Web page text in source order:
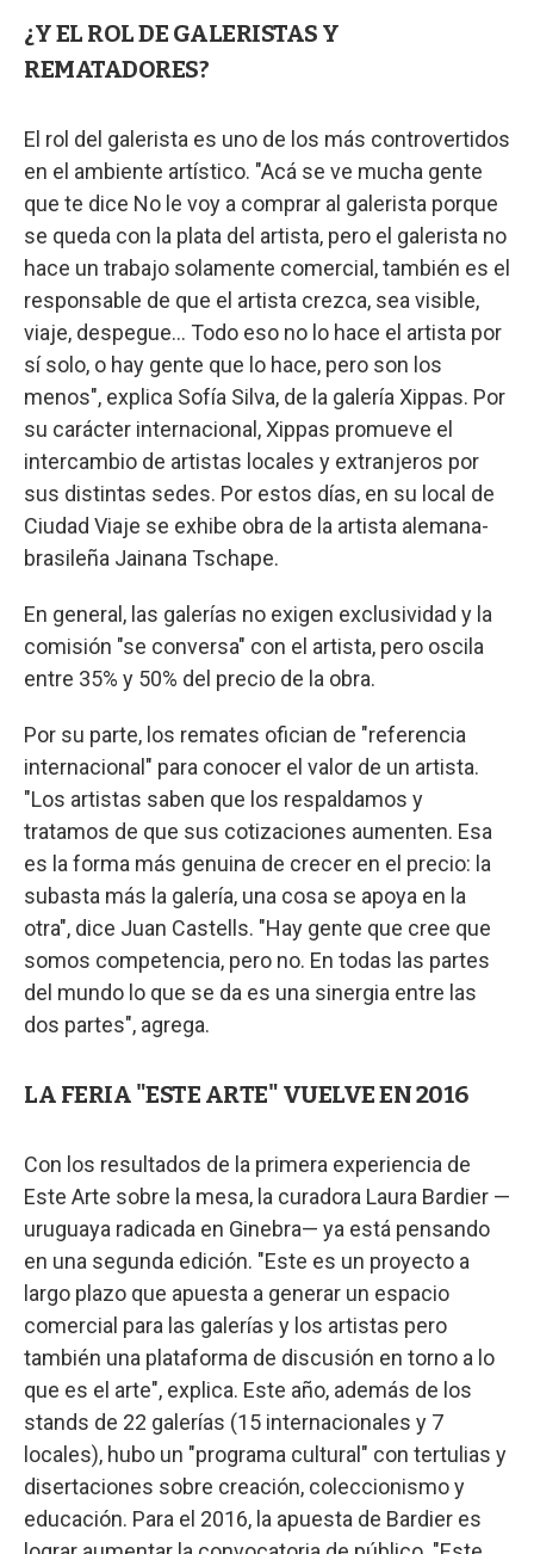
¿Y EL ROL DE GALERISTAS Y
REMATADORES?
El rol del galerista es uno de los más controvertidos
en el ambiente artístico. "Acá se ve mucha gente
que te dice No le voy a comprar al galerista porque
se queda con la plata del artista, pero el galerista no
hace un trabajo solamente comercial, también es el
responsable de que el artista crezca, sea visible,
viaje, despegue… Todo eso no lo hace el artista por
sí solo, o hay gente que lo hace, pero son los
menos", explica Sofía Silva, de la galería Xippas. Por
su carácter internacional, Xippas promueve el
intercambio de artistas locales y extranjeros por
sus distintas sedes. Por estos días, en su local de
Ciudad Viaje se exhibe obra de la artista alemana-
brasileña Jainana Tschape.
En general, las galerías no exigen exclusividad y la
comisión "se conversa" con el artista, pero oscila
entre 35% y 50% del precio de la obra.
Por su parte, los remates ofician de "referencia
internacional" para conocer el valor de un artista.
"Los artistas saben que los respaldamos y
tratamos de que sus cotizaciones aumenten. Esa
es la forma más genuina de crecer en el precio: la
subasta más la galería, una cosa se apoya en la
otra", dice Juan Castells. "Hay gente que cree que
somos competencia, pero no. En todas las partes
del mundo lo que se da es una sinergia entre las
dos partes", agrega.
LA FERIA "ESTE ARTE" VUELVE EN 2016
Con los resultados de la primera experiencia de
Este Arte sobre la mesa, la curadora Laura Bardier —
uruguaya radicada en Ginebra— ya está pensando
en una segunda edición. "Este es un proyecto a
largo plazo que apuesta a generar un espacio
comercial para las galerías y los artistas pero
también una plataforma de discusión en torno a lo
que es el arte", explica. Este año, además de los
stands de 22 galerías (15 internacionales y 7
locales), hubo un "programa cultural" con tertulias y
disertaciones sobre creación, coleccionismo y
educación. Para el 2016, la apuesta de Bardier es